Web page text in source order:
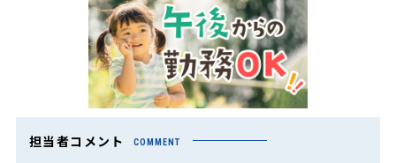
担当者コメント COMMENT